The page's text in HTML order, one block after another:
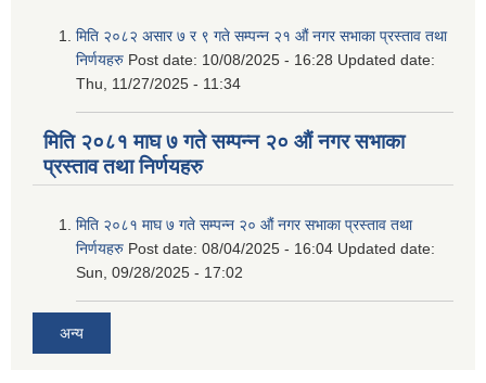
मिति २०८२ असार ७ र ९ गते सम्पन्न २१ औं नगर सभाका प्रस्ताव तथा
निर्णयहरु Post date: 10/08/2025 - 16:28 Updated date:
Thu, 11/27/2025 - 11:34
मिति २०८१ माघ ७ गते सम्पन्न २० औं नगर सभाका
प्रस्ताव तथा निर्णयहरु
मिति २०८१ माघ ७ गते सम्पन्न २० औं नगर सभाका प्रस्ताव तथा
निर्णयहरु Post date: 08/04/2025 - 16:04 Updated date:
Sun, 09/28/2025 - 17:02
अन्य